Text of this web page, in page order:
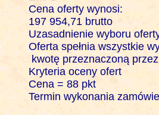
Cena oferty wynosi:
197 954,71 brutto
Uzasadnienie wyboru
Oferta spełnia wszystkie
kwotę przeznaczoną
Kryteria oceny ofert
Cena = 88 pkt
Termin wykonania